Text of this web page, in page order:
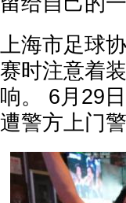
上海市足球
赛时注意着
响。 6月29
遭警方上门